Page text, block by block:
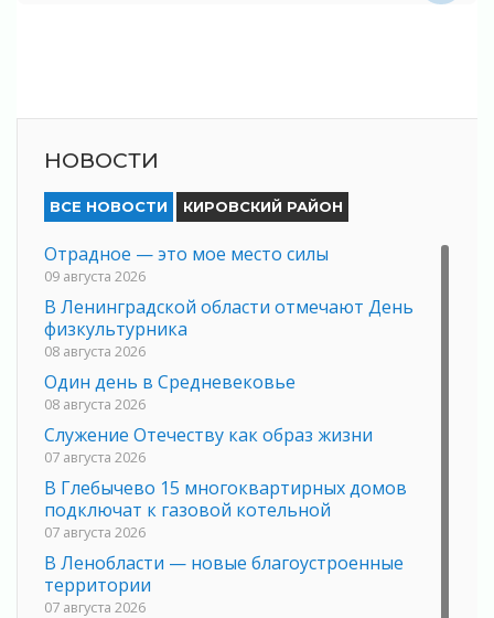
НОВОСТИ
ВСЕ НОВОСТИ КИРОВСКИЙ РАЙОН
Отрадное — это мое место силы
09 августа 2026
В Ленинградской области отмечают День
физкультурника
08 августа 2026
Один день в Средневековье
08 августа 2026
Служение Отечеству как образ жизни
07 августа 2026
В Глебычево 15 многоквартирных домов
подключат к газовой котельной
07 августа 2026
В Ленобласти — новые благоустроенные
территории
07 августа 2026